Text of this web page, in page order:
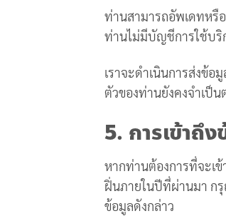
ท่านสามารถอัพเดทหรื
ท่านไม่มีบัญชีการใช้บริ
เราจะดำเนินการส่งข้
ตัวของท่านยังคงจำเป็
5. การเข้าถึ
หากท่านต้องการที่จะเ
ฝิ่นภายในปีที่ผ่านมา กรุ
ข้อมูลดังกล่าว